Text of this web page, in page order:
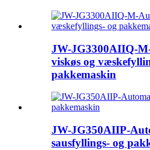
JW-JG3300AIIQ-
viskøs og
pakkemaskin
JW-JG350AIIP-
sausfyllings- og